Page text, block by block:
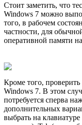
Стоит заметить, что
Windows 7 можно
того, в рабочем
частности, для
оперативной памяти
Кроме того,
Windows 7. В этом
потребуется сперва
дополнительных
выбрать на клавиатуре